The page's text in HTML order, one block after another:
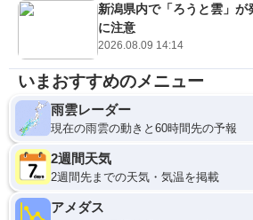
新潟県内で「ろうと雲」
に注意
2026.08.09 14:14
いまおすすめのメニュー
雨雲レーダー
現在の雨雲の動きと60時間先の予報
2週間天気
2週間先までの天気・気温を掲載
アメダス